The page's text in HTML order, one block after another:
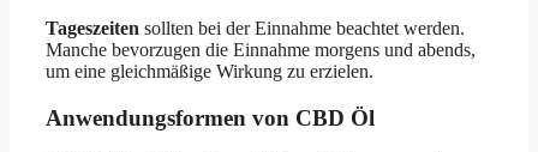
Tageszeiten sollten bei der Einnahme beachtet werden.
Manche bevorzugen die Einnahme morgens und abends,
um eine gleichmäßige Wirkung zu erzielen.
Anwendungsformen von CBD Öl